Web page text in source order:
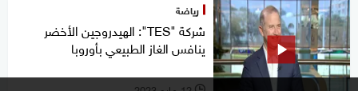
رياضة
شركة "TES": الهيدروجين الأخضر
ينافس الغاز الطبيعي بأوروبا